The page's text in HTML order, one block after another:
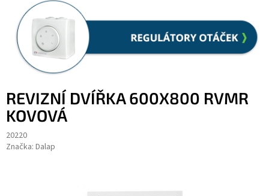
REVIZNÍ DVÍŘKA 600X800 RVMR
KOVOVÁ
20220
Značka: Dalap